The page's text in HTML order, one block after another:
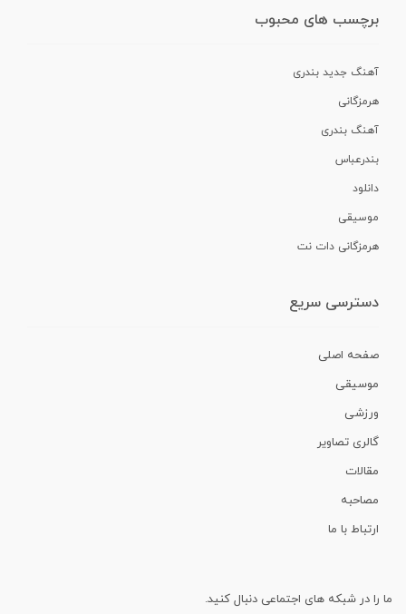
برچسب های محبوب
آهنگ جدید بندری
هرمزگانی
آهنگ بندری
بندرعباس
دانلود
موسیقی
هرمزگانی دات نت
دسترسی سریع
صفحه اصلی
موسیقی
ورزشی
گالری تصاویر
مقالات
مصاحبه
ارتباط با ما
ما را در شبکه های اجتماعی دنبال کنید.